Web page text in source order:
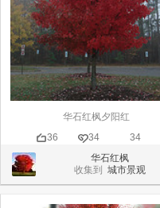
华石红枫夕阳红
36
34
34
华石红枫
收集到城市景观